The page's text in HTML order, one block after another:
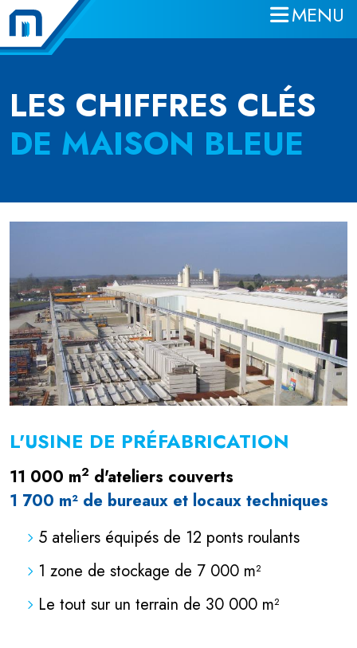
Aller au contenu principal
MENU
LES CHIFFRES CLÉS
DE MAISON BLEUE
L'USINE DE PRÉFABRICATION
11 000 m2 d'ateliers couverts
1 700 m² de bureaux et locaux techniques
5 ateliers équipés de 12 ponts roulants
1 zone de stockage de 7 000 m²
Le tout sur un terrain de 30 000 m²